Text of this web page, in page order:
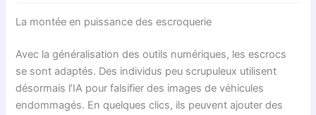
La montée en puissance des escroquerie
Avec la généralisation des outils numériques, les escrocs
se sont adaptés. Des individus peu scrupuleux utilisent
désormais l’IA pour falsifier des images de véhicules
endommagés. En quelques clics, ils peuvent ajouter des